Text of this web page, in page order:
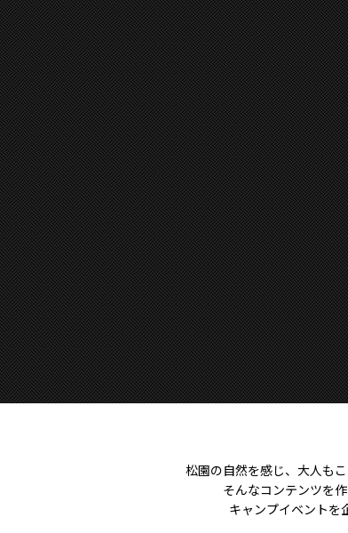
松園の自然を感じ、大人も
そんなコンテンツを作
キャンプイベントを